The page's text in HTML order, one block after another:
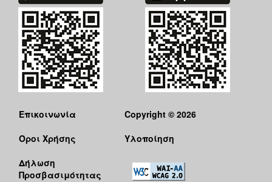
Επικοινωνία
Όροι Χρήσης
Δήλωση
Προσβασιμότητας
Copyright © 2026
Υλοποίηση